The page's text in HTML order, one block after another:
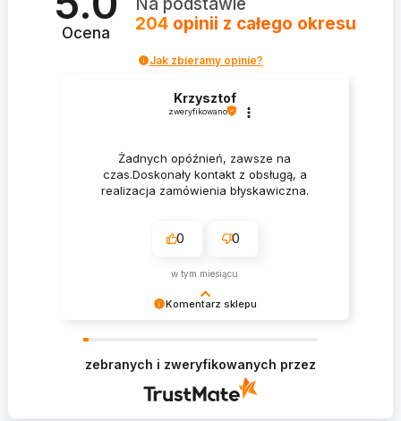
Ocena
204 opinii z całego okresu
Jak zbieramy opinie?
Komentarz sklepu
Krzysztof
zweryfikowano
Żadnych opóźnień, zawsze na
czas.Doskonały kontakt z obsługą, a
realizacja zamówienia błyskawiczna.
0 0
w tym miesiącu
zebranych i zweryfikowanych przez